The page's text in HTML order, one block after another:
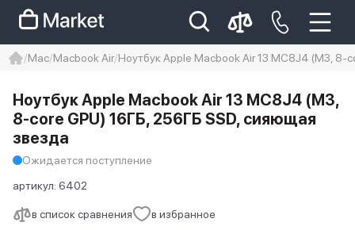
Iphone 14 pro max
айфон 14
Mac Macbook Air Ноутбук Apple Macbook Air 13 MC8J4 (M3, 8-
в список сравнения в избранное
Ноутбук Apple Macbook Air 13 MC8J4 (M3,
8-core GPU) 16ГБ, 256ГБ SSD, сияющая
звезда
Ожидается поступление
артикул: 6402